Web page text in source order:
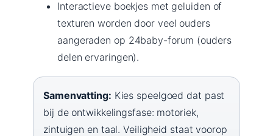
Interactieve boekjes met geluiden of
texturen worden door veel ouders
aangeraden op 24baby-forum (ouders
delen ervaringen).
Samenvatting: Kies speelgoed dat past
bij de ontwikkelingsfase: motoriek,
zintuigen en taal. Veiligheid staat voorop